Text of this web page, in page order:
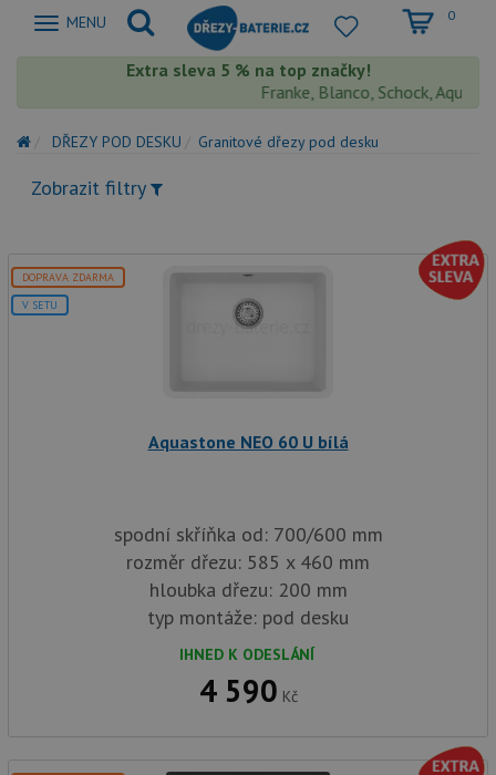
Zobrazit
MENU 0
Extra sleva 5 % na top značky!
Franke, Blanco, Schock,
DŘEZY POD DESKU Granitové dřezy pod desku
Zobrazit filtry
DOPRAVA ZDARMA
V SETU
Aquastone NEO 60 U bílá
spodní skříňka od: 700/600 mm
rozměr dřezu: 585 x 460 mm
hloubka dřezu: 200 mm
typ montáže: pod desku
IHNED K ODESLÁNÍ
4 590 Kč